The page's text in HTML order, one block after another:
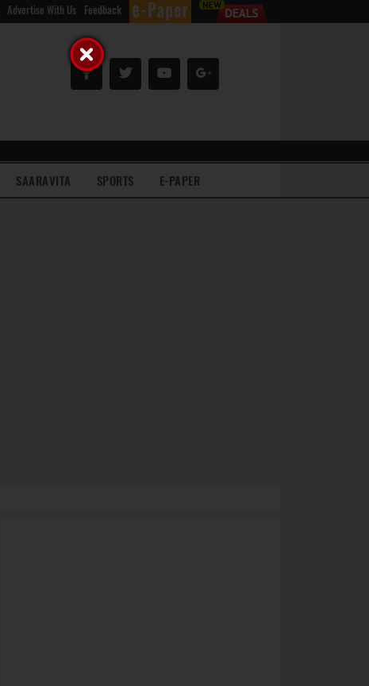
Advertise With Us Feedback
SAARAVITA SPORTS E-PAPER